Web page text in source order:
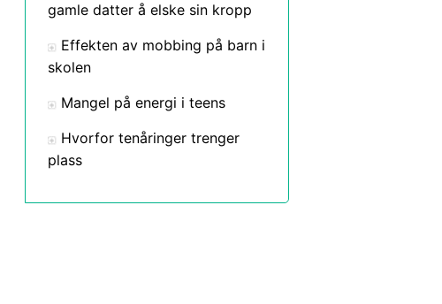
gamle datter å elske sin kropp
Effekten av mobbing på barn i
skolen
Mangel på energi i teens
Hvorfor tenåringer trenger
plass